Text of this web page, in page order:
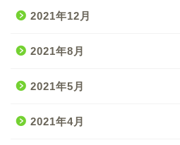
2021年12月
2021年8月
2021年5月
2021年4月